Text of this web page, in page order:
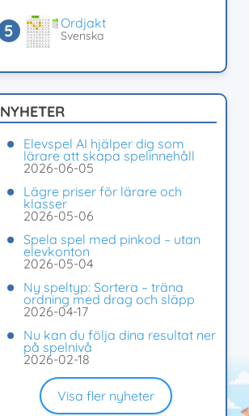
Ordjakt
Svenska
NYHETER
Elevspel AI hjälper dig som
lärare att skapa spelinnehåll
2026-06-05
Lägre priser för lärare och
klasser
2026-05-06
Spela spel med pinkod – utan
elevkonton
2026-05-04
Ny speltyp: Sortera – träna
ordning med drag och släpp
2026-04-17
Nu kan du följa dina resultat ner
på spelnivå
2026-02-18
Visa fler nyheter